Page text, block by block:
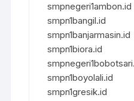
smpnegeri1ambon.id
smpn1bangil.id
smpn1banjarmasin.id
smpn1biora.id
smpn1boyolali.id
smpn1gresik.id